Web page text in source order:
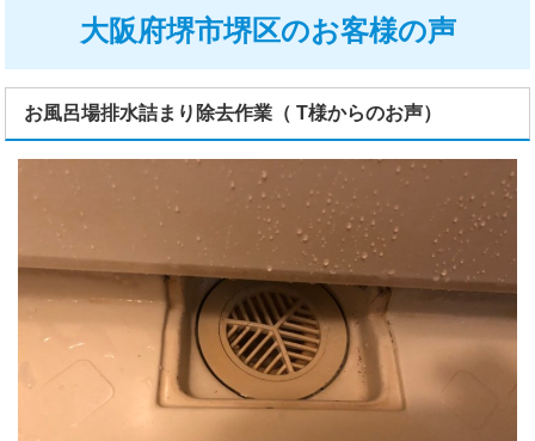
大阪府堺市堺区のお客様の声
お風呂場排水詰まり除去作業（ T様からのお声）